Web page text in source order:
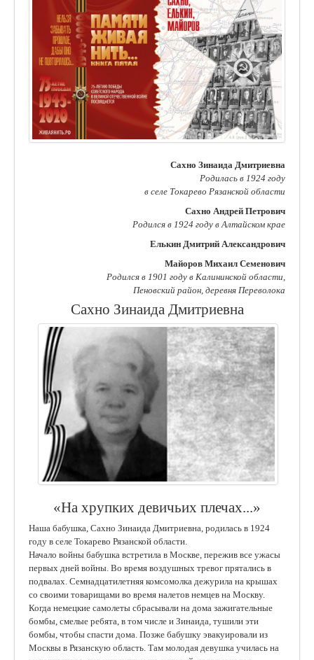
Сахно Зинаида Дмитриевна
Родилась в 1924 году
в селе Токарево Рязанской области
Сахно Андрей Петрович
Родился в 1924 году в Алтайском крае
Елькин Дмитрий Александрович
Майоров Михаил Семенович
Родился в 1901 году в Калининской области,
Пеновский район, деревня Переволока
Сахно Зинаида Дмитриевна
«На хрупких девичьих плечах...»
Наша бабушка, Сахно Зинаида Дмитриевна, родилась в 1924
году в селе Токарево Рязанской области.
Начало войны бабушка встретила в Москве, пережив все ужасы
первых дней войны. Во время воздушных тревог прятались в
подвалах. Семнадцатилетняя комсомолка дежурила на крышах
со своими товарищами во время налетов немцев на Москву.
Когда немецкие самолеты сбрасывали на дома зажигательные
бомбы, смелые ребята, в том числе и Зинаида, тушили эти
бомбы, чтобы спасти дома. Позже бабушку эвакуировали из
Москвы в Рязанскую область. Там молодая девушка училась на